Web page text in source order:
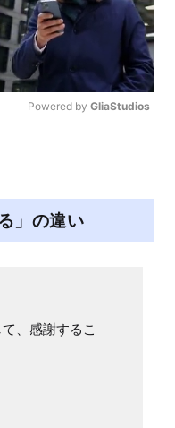
Powered by GliaStudios
」の違い
、感謝するこ